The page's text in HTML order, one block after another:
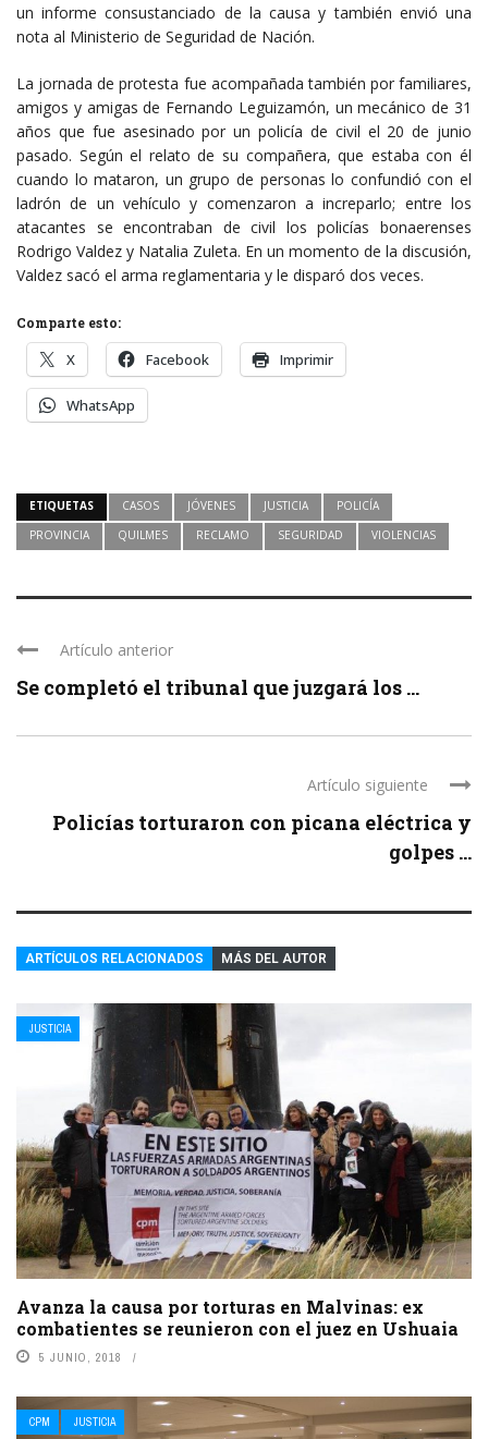
un informe consustanciado de la causa y también envió una
nota al Ministerio de Seguridad de Nación.
La jornada de protesta fue acompañada también por familiares,
amigos y amigas de Fernando Leguizamón, un mecánico de 31
años que fue asesinado por un policía de civil el 20 de junio
pasado. Según el relato de su compañera, que estaba con él
cuando lo mataron, un grupo de personas lo confundió con el
ladrón de un vehículo y comenzaron a increparlo; entre los
atacantes se encontraban de civil los policías bonaerenses
Rodrigo Valdez y Natalia Zuleta. En un momento de la discusión,
Valdez sacó el arma reglamentaria y le disparó dos veces.
Comparte esto:
X Facebook Imprimir
WhatsApp
ETIQUETAS CASOS JÓVENES JUSTICIA
POLICÍA
PROVINCIA
QUILMES RECLAMO SEGURIDAD VIOLENCIAS
Artículo anterior
Se completó el tribunal que juzgará los ...
Artículo siguiente
Policías torturaron con picana eléctrica y
golpes ...
ARTÍCULOS RELACIONADOS MÁS DEL AUTOR
JUSTICIA
Avanza la causa por torturas en Malvinas: ex
combatientes se reunieron con el juez en Ushuaia
5 JUNIO, 2018
CPM JUSTICIA